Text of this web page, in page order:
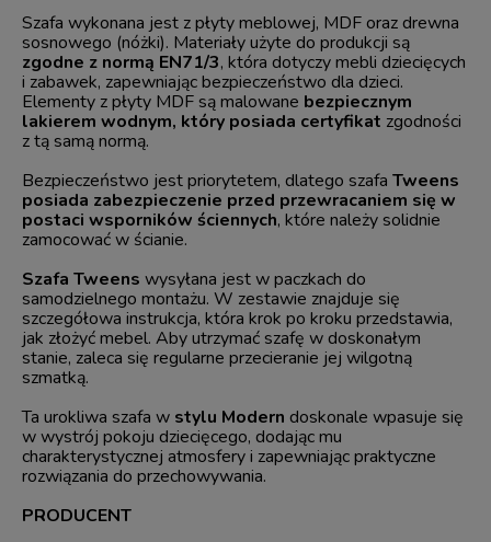
Szafa wykonana jest z płyty meblowej, MDF oraz drewna
sosnowego (nóżki). Materiały użyte do produkcji są
zgodne z normą EN71/3, która dotyczy mebli dziecięcych
i zabawek, zapewniając bezpieczeństwo dla dzieci.
Elementy z płyty MDF są malowane bezpiecznym
lakierem wodnym, który posiada certyfikat zgodności
z tą samą normą.
Bezpieczeństwo jest priorytetem, dlatego szafa Tweens
posiada zabezpieczenie przed przewracaniem się w
postaci wsporników ściennych, które należy solidnie
zamocować w ścianie.
Szafa Tweens wysyłana jest w paczkach do
samodzielnego montażu. W zestawie znajduje się
szczegółowa instrukcja, która krok po kroku przedstawia,
jak złożyć mebel. Aby utrzymać szafę w doskonałym
stanie, zaleca się regularne przecieranie jej wilgotną
szmatką.
Ta urokliwa szafa w stylu Modern doskonale wpasuje się
w wystrój pokoju dziecięcego, dodając mu
charakterystycznej atmosfery i zapewniając praktyczne
rozwiązania do przechowywania.
PRODUCENT